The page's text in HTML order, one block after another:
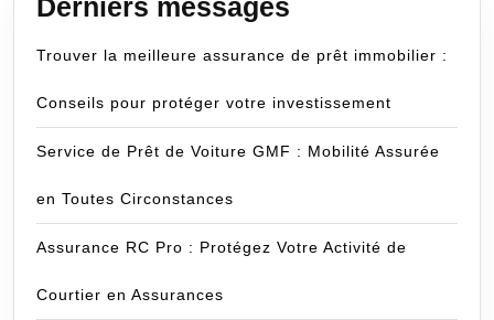
Derniers messages
Trouver la meilleure assurance de prêt immobilier :
Conseils pour protéger votre investissement
Service de Prêt de Voiture GMF : Mobilité Assurée
en Toutes Circonstances
Assurance RC Pro : Protégez Votre Activité de
Courtier en Assurances